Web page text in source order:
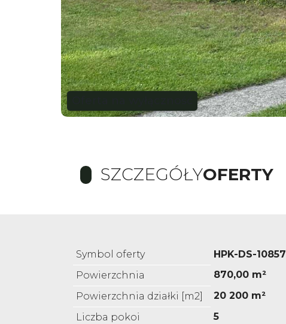
SZCZEGÓŁYOFERTY
Symbol oferty
HPK-DS-10857
Powierzchnia
870,00 m²
Powierzchnia działki [m2]
20 200 m²
Liczba pokoi
5